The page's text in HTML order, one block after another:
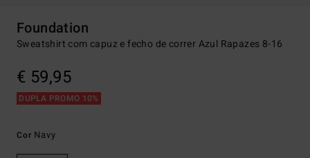
Foundation
Sweatshirt com capuz e fecho de correr Azul Rapazes 8-16
€ 59,95
DUPLA PROMO 10%
Cor Navy